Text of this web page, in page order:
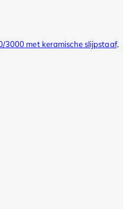
met keramische slijpstaaf,